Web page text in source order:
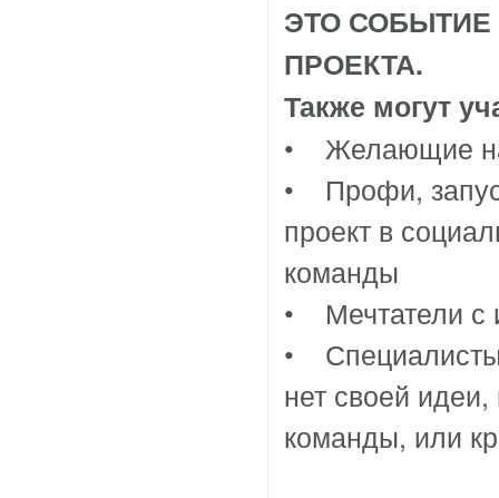
ЭТО СОБЫТИЕ
ПРОЕКТА.
Также могут
• Желающие
• Профи,
проект в
команды
• Мечтатели с
• Специалисты
нет своей
команды, или